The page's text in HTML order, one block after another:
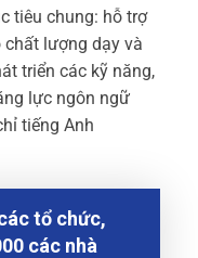
tiêu chung: hỗ trợ
chất lượng dạy và
triển các kỹ năng,
lực ngôn ngữ
tiếng Anh
tổ chức,
các nhà